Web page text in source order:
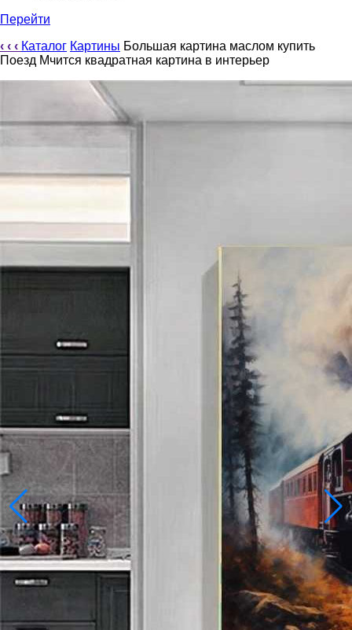
Перейти
‹ ‹ ‹ Каталог Картины Большая картина маслом купить
Поезд Мчится квадратная картина в интерьер